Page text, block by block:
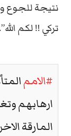
نتيجة للجوع
تركي !! لكم الله”.
#الامم
ارهابهم
المارقة